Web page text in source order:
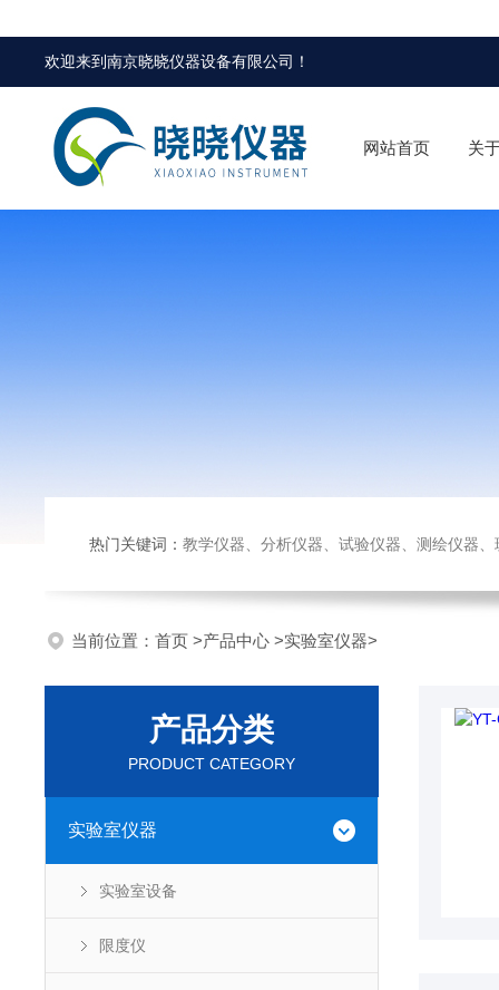
欢迎来到南京晓晓仪器设备有限公司 ！
网站首页 关
热门关键词： 教学仪器、分析仪器、试验仪器、测绘仪器、玻璃仪
当前位置： 首页 >产品中心 >实验室仪器>
产品分类
PRODUCT CATEGORY
实验室仪器
实验室设备
限度仪